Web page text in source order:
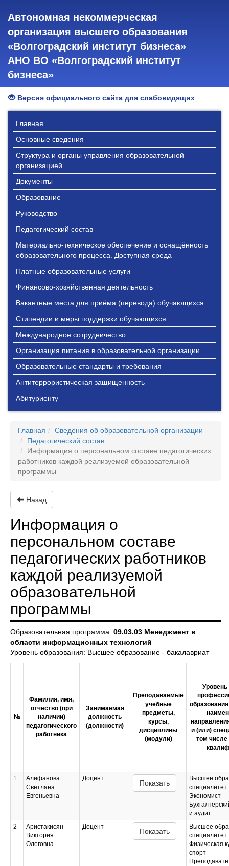
Автономная некоммерческая
организация высшего образования
«Волгоградский институт бизнеса»
АНО ВО «Волгоградский институт
бизнеса»
Версия официального сайта для слабовидящих
Главная
Основные сведения
Структура и органы управления образовательной
организацией
Документы
Образование
Руководство
Педагогический состав
Материально-техническое обеспечение и оснащённость
образовательного процесса. Доступная среда
Платные образовательные услуги
Финансово-хозяйственная деятельность
Вакантные места для приёма (перевода) обучающихся
Стипендии и меры поддержки обучающихся
Международное сотрудничество
Организация питания в образовательной организации
Образовательные стандарты и требования
Антитеррористическая защищенность
Абитуриенту
Главная
Сведения об образовательной организации
Педагогический состав
Информация о персональном составе педагогических
работников каждой реализуемой образовательной
программы
Назад
Информация о
персональном составе
педагогических работников
каждой реализуемой
образовательной
программы
Образовательная программа: 09.03.03 Менеджмент в
области информационных технологий
Уровень образования: Высшее образование - бакалавриат
№
Фамилия, имя,
отчество (при
наличии)
педагогического
работника
Занимаемая
должность
(должности)
Преподаваемые
учебные
предметы,
курсы,
дисциплины
(модули)
Уровень
и (или)
том числе
1
Алифанова
Светлана
Евгеньевна
Доцент
Показать
Высшее
специалитет
Экономист
и аудит
2
Аристакисян
Виктория
Олеговна
Доцент
Показать
Высшее
специалитет
Физическая
спорт